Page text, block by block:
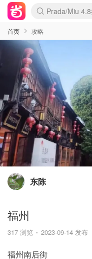
Prada/Miu 4.8
首页 攻略
东陈
福州
317 浏览 2023-09-14 发布
福州南后街